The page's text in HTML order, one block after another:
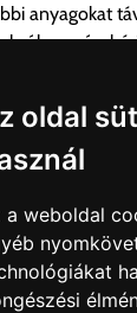
oldal
a weboldal
még az
a
rögzíteni kell!
valamint a
az utólagos
való átadást
kell
a
anyagokat
ólom, réz,
baktériumok,
TW30-
egység.
fokozva
Carbon